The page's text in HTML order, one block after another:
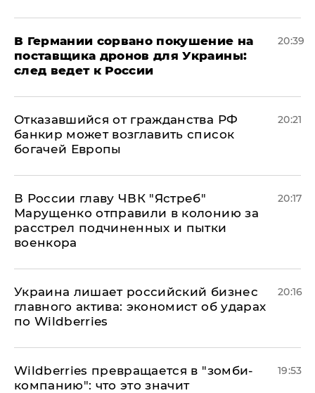
​В Германии сорвано покушение на
поставщика дронов для Украины:
след ведет к России
20:39
Отказавшийся от гражданства РФ
банкир может возглавить список
богачей Европы
20:21
В России главу ЧВК "Ястреб"
Марущенко отправили в колонию за
расстрел подчиненных и пытки
военкора
20:17
​Украина лишает российский бизнес
главного актива: экономист об ударах
по Wildberries
20:16
Wildberries превращается в "зомби-
компанию": что это значит
19:53